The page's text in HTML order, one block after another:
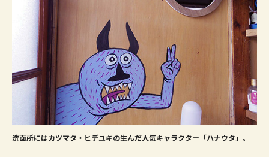
洗面所にはカツマタ・ヒデユキの生んだ人気キャラクター「ハナウタ」。